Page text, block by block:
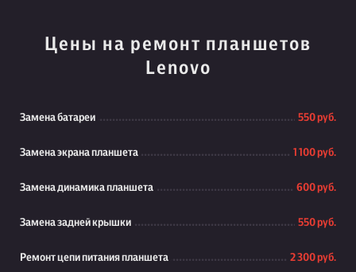
Цены на ремонт планшетов
Lenovo
Замена батареи 550 руб.
Замена экрана планшета 1 100 руб.
Замена динамика планшета 600 руб.
Замена задней крышки 550 руб.
Ремонт цепи питания планшета 2 300 руб.